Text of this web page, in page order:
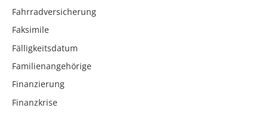
Fahrradversicherung
Faksimile
Fälligkeitsdatum
Familienangehörige
Finanzierung
Finanzkrise